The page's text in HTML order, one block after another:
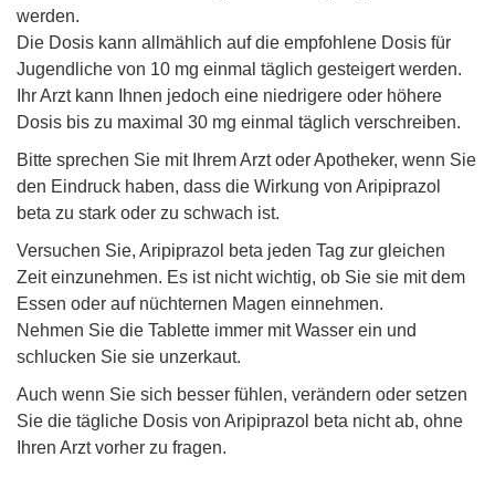
werden.
Die Dosis kann allmählich auf die empfohlene Dosis für
Jugendliche von 10 mg einmal täglich gesteigert werden.
Ihr Arzt kann Ihnen jedoch eine niedrigere oder höhere
Dosis bis zu maximal 30 mg einmal täglich verschreiben.
Bitte sprechen Sie mit Ihrem Arzt oder Apotheker, wenn Sie
den Eindruck haben, dass die Wirkung von Aripiprazol
beta zu stark oder zu schwach ist.
Versuchen Sie, Aripiprazol beta jeden Tag zur gleichen
Zeit einzunehmen. Es ist nicht wichtig, ob Sie sie mit dem
Essen oder auf nüchternen Magen einnehmen.
Nehmen Sie die Tablette immer mit Wasser ein und
schlucken Sie sie unzerkaut.
Auch wenn Sie sich besser fühlen, verändern oder setzen
Sie die tägliche Dosis von Aripiprazol beta nicht ab, ohne
Ihren Arzt vorher zu fragen.